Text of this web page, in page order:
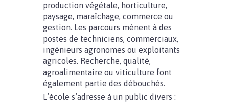
production végétale, horticulture,
paysage, maraîchage, commerce ou
gestion. Les parcours mènent à des
postes de techniciens, commerciaux,
ingénieurs agronomes ou exploitants
agricoles. Recherche, qualité,
agroalimentaire ou viticulture font
également partie des débouchés.
L’école s’adresse à un public divers :